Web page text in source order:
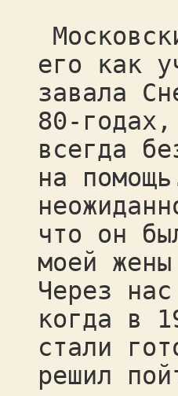
его как
завала
80-
всегда
на
что он
моей
Через
когда в
стали
решил